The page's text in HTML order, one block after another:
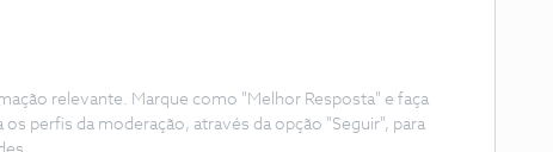
relevante. Marque como "Melhor Resposta" e faça
perfis da moderação, através da opção "Seguir", para